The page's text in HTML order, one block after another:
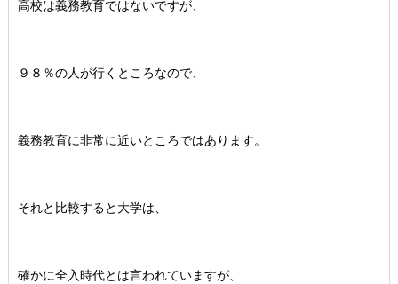
高校は義務教育ではないですが、
９８％の人が行くところなので、
義務教育に非常に近いところではあります。
それと比較すると大学は、
確かに全入時代とは言われていますが、